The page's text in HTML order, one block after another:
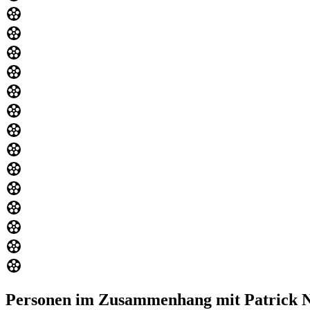
Personen im Zusammenhang mit Patrick